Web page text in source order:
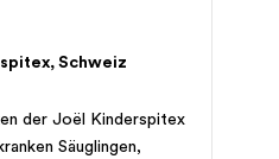
Schweiz
der Joël Kinderspitex
Säuglingen,